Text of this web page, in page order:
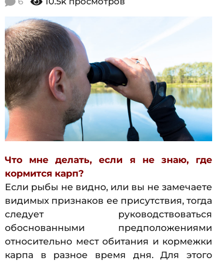
5
2
0
.
0
3
.
2
0
5
Что мне делать, если я не знаю, где
кормится карп?
Если рыбы не видно, или вы не замечаете
видимых признаков ее присутствия, тогда
следует руководствоваться
обоснованными предположениями
относительно мест обитания и кормежки
карпа в разное время дня. Для этого